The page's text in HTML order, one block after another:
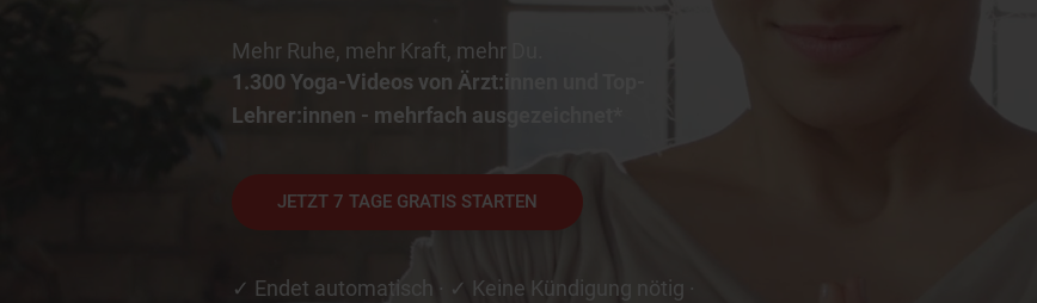
Mehr Ruhe, mehr Kraft, mehr Du.
1.300 Yoga-Videos von Ärzt:innen und Top-
Lehrer:innen - mehrfach ausgezeichnet*
JETZT 7 TAGE GRATIS STARTEN
✓ Endet automatisch · ✓ Keine Kündigung nötig ·